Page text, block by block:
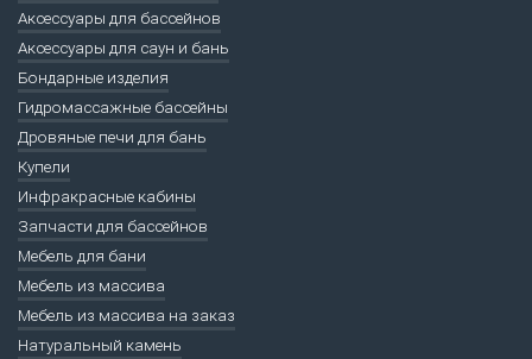
Аксессуары для бассейнов
Аксессуары для саун и бань
Бондарные изделия
Гидромассажные бассейны
Дровяные печи для бань
Купели
Инфракрасные кабины
Запчасти для бассейнов
Мебель для бани
Мебель из массива
Мебель из массива на заказ
Натуральный камень